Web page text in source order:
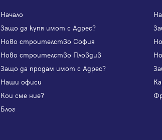
Начало
Защо да купя имот с Адрес?
Ново строителство София
Ново строителство Пловдив
Защо да продам имот с Адрес?
Наши офиси
Кои сме ние?
Блог